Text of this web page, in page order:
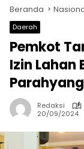
Beranda
Daerah
Pemkot
Izin Lahan
Redaksi
20/09/2024